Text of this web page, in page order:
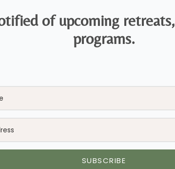
of upcoming
programs.
SUBSCRIBE